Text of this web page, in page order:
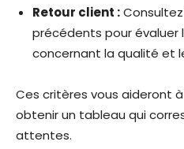
Retour client :
précédents pour
concernant la qualité et
Ces critères vous aideront
obtenir un tableau qui
attentes.